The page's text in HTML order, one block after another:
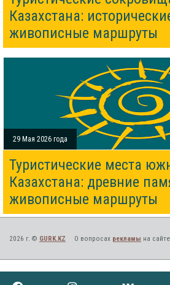
Казахстана:
живописные маршруты
29 Мая 2026 года
Туристические места
Казахстана: древние
живописные маршруты
2026 г. © GURK.KZ О вопросах рекламы на сайте